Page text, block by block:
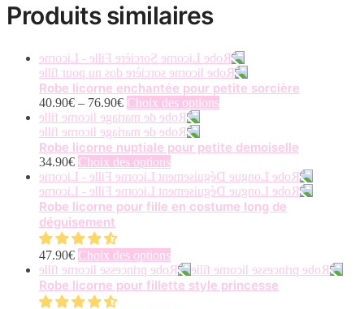
Produits similaires
Robe licorne enchantée pour petite sorcière
40.90€ – 76.90€ Choix des optionsCe
plusieurs
Les
options
peuvent
page
du
Robe licorne nuptiale pour petite demoiselle
34.90€ Choix des optionsCe
produit
a
plusieurs
options
peuvent
être
choisies
Robe licorne pour fille en costume long de
déguisement
47.90€ Choix des optionsCe
produit
a
Robe licorne pour fillette style princesse